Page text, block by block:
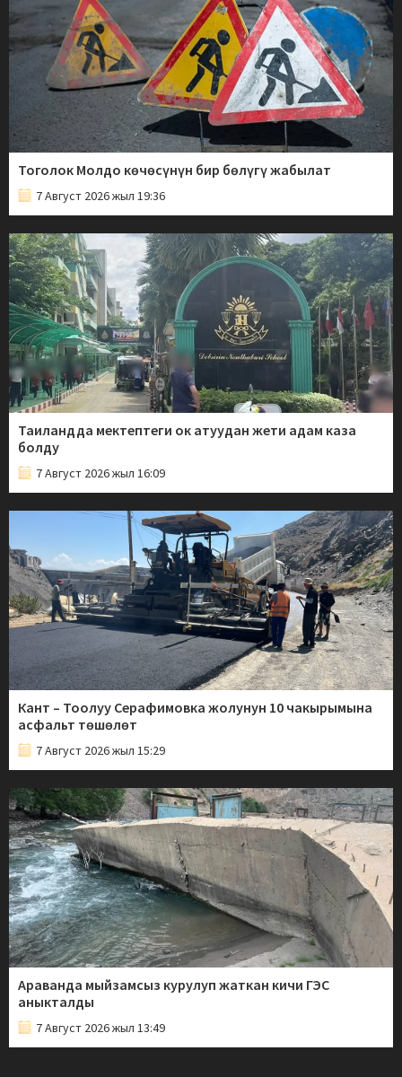
Тоголок Молдо көчөсүнүн бир бөлүгү жабылат
7 Август 2026 жыл 19:36
Таиландда мектептеги ок атуудан жети адам каза
болду
7 Август 2026 жыл 16:09
Кант – Тоолуу Серафимовка жолунун 10 чакырымына
асфальт төшөлөт
7 Август 2026 жыл 15:29
Араванда мыйзамсыз курулуп жаткан кичи ГЭС
аныкталды
7 Август 2026 жыл 13:49